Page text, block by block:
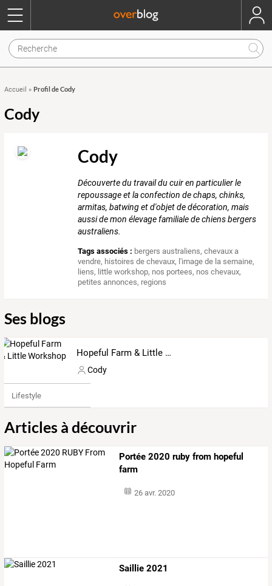
Accueil » Profil de Cody
Cody
Cody
Découverte du travail du cuir en particulier le
repoussage et la confection de chaps, chinks,
armitas, batwing et d'objet de décoration, mais
aussi de mon élevage familiale de chiens bergers
australiens.
Tags associés : bergers australiens,chevaux a
vendre, histoires de chevaux, l'image de la semaine,
liens, little workshop, nos portees, nos chevaux,
petites annonces, regions
Ses blogs
Hopeful Farm & Little Workshop
Cody
Lifestyle
Articles à découvrir
Portée 2020 ruby from hopeful
farm
26 avr. 2020
Saillie 2021